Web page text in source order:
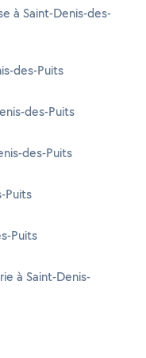
à Saint-Denis-des-
des-Puits
des-Puits
des-Puits
Puits
Puits
à Saint-Denis-